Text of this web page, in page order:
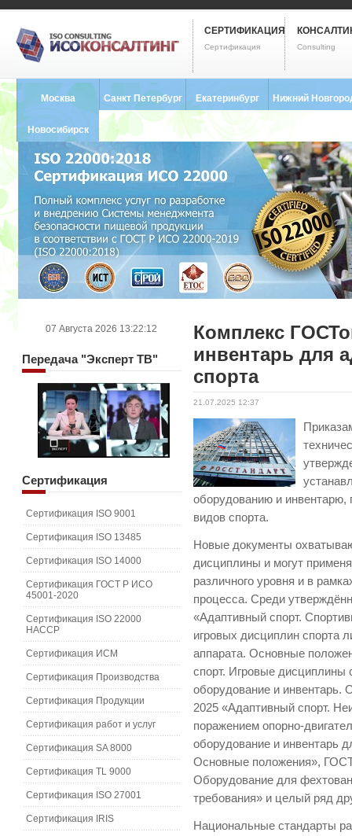
СЕРТИФИКАЦИЯ
Сертификация Consulting
Москва Санкт Петербург
8 (812) 748-2493
Екатеринбург
8 (343) 237-2593
Нижний
Новосибирск
8 (383) 227-8449
Комплекс
инвентарь для
спорта
21.07.2025 12:37
оборудованию и инвентарю,
видов спорта.
Новые документы
дисциплины и могут
различного уровня и в
процесса. Среди
«Адаптивный спорт.
игровых дисциплин спорта
аппарата. Основные
спорт. Игровые дисциплины
оборудование и
2025 «Адаптивный спорт.
поражением опорно-
оборудование и инвентарь
Основные положения»,
Оборудование для
требования» и целый ряд
Национальные стандарты
07 Августа 2026 13:22:12
Передача"Эксперт ТВ"
Сертификация
Сертификация ISO 9001
Сертификация ISO 13485
Сертификация ISO 14000
Сертификация ГОСТ Р ИСО
45001-2020
Сертификация ISO 22000
HACCP
Сертификация ИСМ
Сертификация Производства
Сертификация Продукции
Сертификация работ и услуг
Сертификация SA 8000
Сертификация TL 9000
Сертификация ISO 27001
Сертификация IRIS